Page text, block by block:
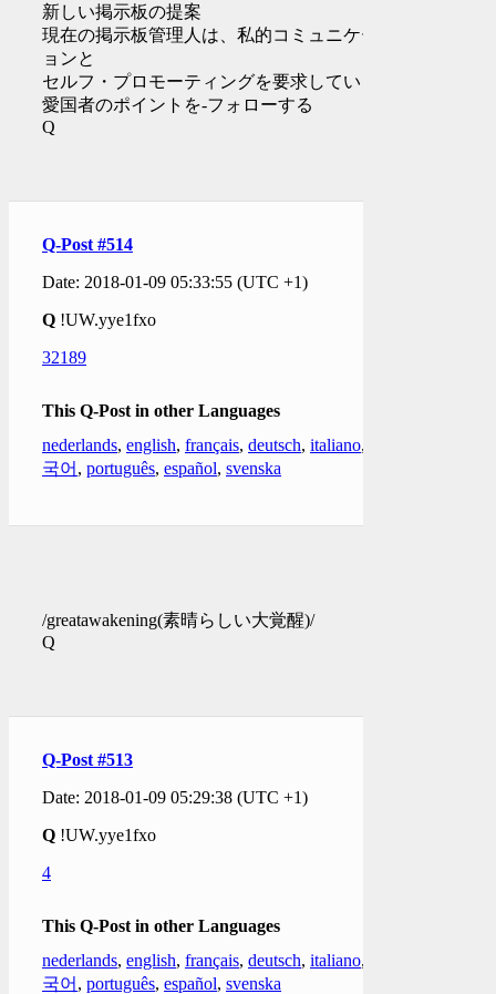
新しい掲示板の提案
現在の掲示板管理人は、私的コミュニケーシ
ョンと
セルフ・プロモーティングを要求している
愛国者のポイントを-フォローする
Q
Q-Post #514
Date: 2018-01-09 05:33:55 (UTC +1)
Q !UW.yye1fxo
32189
This Q-Post in other Languages
nederlands, english, français, deutsch, italiano,
국어 , português, español, svenska
/greatawakening(素晴らしい大覚醒)/
Q
Q-Post #513
Date: 2018-01-09 05:29:38 (UTC +1)
Q !UW.yye1fxo
4
This Q-Post in other Languages
nederlands, english, français, deutsch, italiano,
국어 , português, español, svenska